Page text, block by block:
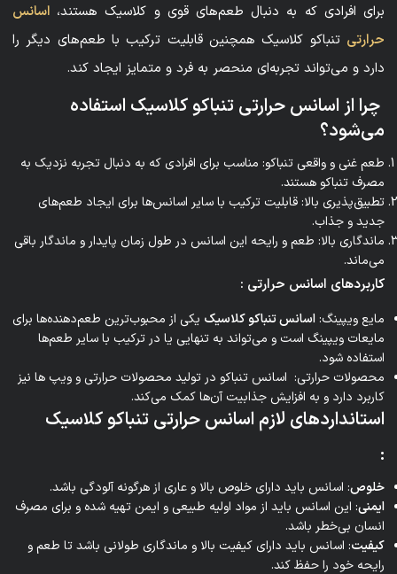
برای افرادی که به دنبال طعم‌های قوی و کلاسیک هستند، اسانس
حرارتی تنباکو کلاسیک همچنین قابلیت ترکیب با طعم‌های دیگر را
دارد و می‌تواند تجربه‌ای منحصر به فرد و متمایز ایجاد کند.
چرا از اسانس حرارتی تنباکو کلاسیک استفاده
می‌شود؟
طعم غنی و واقعی تنباکو: مناسب برای افرادی که به دنبال تجربه نزدیک به
مصرف تنباکو هستند.
تطبیق‌پذیری بالا: قابلیت ترکیب با سایر اسانس‌ها برای ایجاد طعم‌های
جدید و جذاب.
ماندگاری بالا: طعم و رایحه این اسانس در طول زمان پایدار و ماندگار باقی
می‌ماند.
کاربردهای اسانس حرارتی :
مایع ویپینگ: اسانس تنباکو کلاسیک یکی از محبوب‌ترین طعم‌دهنده‌ها برای
مایعات ویپینگ است و می‌تواند به تنهایی یا در ترکیب با سایر طعم‌ها
استفاده شود.
محصولات حرارتی: اسانس تنباکو در تولید محصولات حرارتی و ویپ ها نیز
کاربرد دارد و به افزایش جذابیت آن‌ها کمک می‌کند.
استانداردهای لازم اسانس حرارتی تنباکو کلاسیک
:
خلوص: اسانس باید دارای خلوص بالا و عاری از هرگونه آلودگی باشد.
ایمنی: این اسانس باید از مواد اولیه طبیعی و ایمن تهیه شده و برای مصرف
انسان بی‌خطر باشد.
کیفیت: اسانس باید دارای کیفیت بالا و ماندگاری طولانی باشد تا طعم و
رایحه خود را حفظ کند.